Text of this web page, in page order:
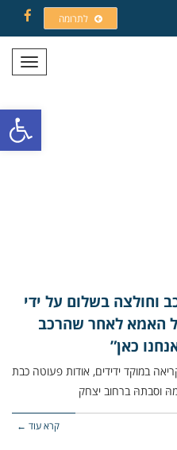
פתח
לתרומה
תפריט
וחולצה בשלום על ידי
האמא לאחר שהרכב
כאן”
13:01 התקבלה קריאה במוקד ידידים, אודות פעוטה כבת
וסבתהּ ברחוב יצחק
קרא עוד ←